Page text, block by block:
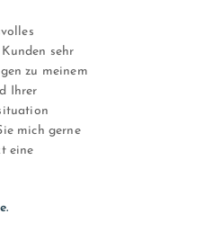
sehr
zu meinem
Ihrer
mich gerne
eine